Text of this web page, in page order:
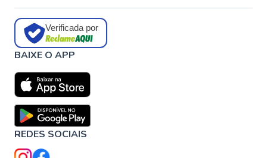
Verificada por
BAIXE O APP
REDES SOCIAIS